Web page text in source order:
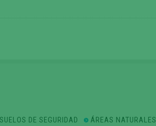
SUELOS DE SEGURIDAD
ÁREAS NATURALES